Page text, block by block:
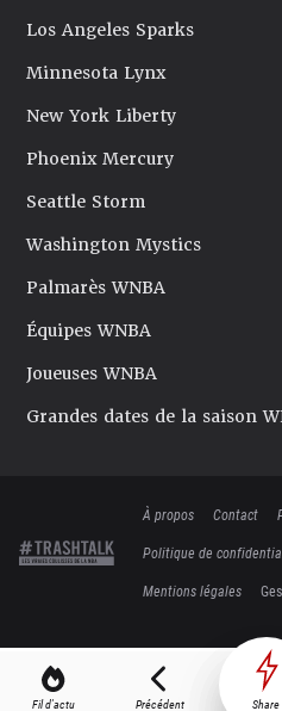
Fil d'actu Précédent Share
Los Angeles Sparks
Minnesota Lynx
New York Liberty
Phoenix Mercury
Seattle Storm
Washington Mystics
Palmarès WNBA
Équipes WNBA
Joueuses WNBA
Grandes dates de la saison
À propos Contact
Politique de
Mentions légales